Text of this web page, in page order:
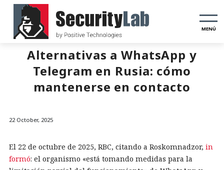
MENÚ
Alternativas a WhatsApp y
Telegram en Rusia: cómo
mantenerse en contacto
22 October, 2025
El 22 de octubre de 2025, RBC, citando a Roskomnadzor, in
formó: el organismo «está tomando medidas para la